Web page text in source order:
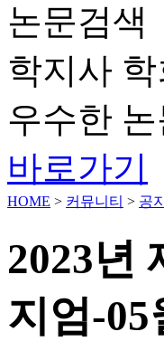
논문검색
학지사
우수한
바로가기
HOME > 커뮤니티 > 공
2023년
지엄-